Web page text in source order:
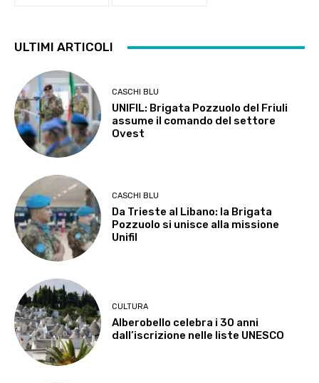
ULTIMI ARTICOLI
CASCHI BLU
UNIFIL: Brigata Pozzuolo del Friuli
assume il comando del settore
Ovest
CASCHI BLU
Da Trieste al Libano: la Brigata
Pozzuolo si unisce alla missione
Unifil
CULTURA
Alberobello celebra i 30 anni
dall’iscrizione nelle liste UNESCO